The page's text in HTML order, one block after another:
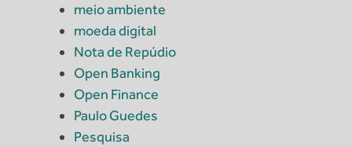
meio ambiente
moeda digital
Nota de Repúdio
Open Banking
Open Finance
Paulo Guedes
Pesquisa